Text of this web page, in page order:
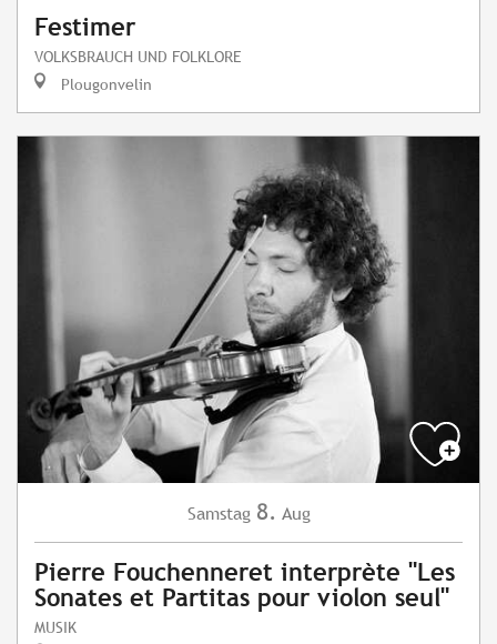
Festimer
VOLKSBRAUCH UND FOLKLORE
Plougonvelin
Samstag 8. Aug
Pierre Fouchenneret interprète "Les
Sonates et Partitas pour violon seul"
MUSIK